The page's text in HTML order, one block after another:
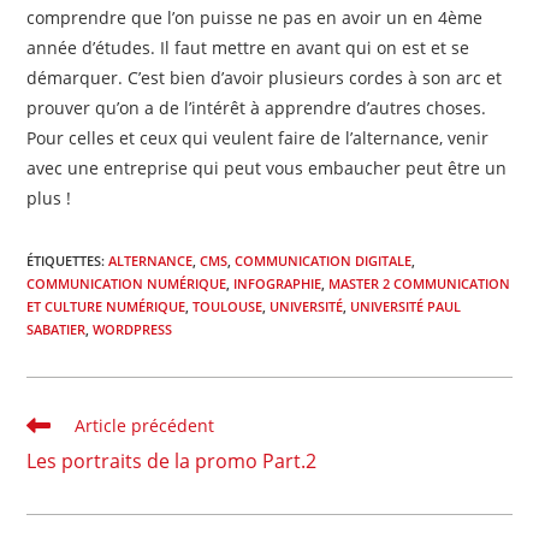
comprendre que l’on puisse ne pas en avoir un en 4ème
année d’études. Il faut mettre en avant qui on est et se
démarquer. C’est bien d’avoir plusieurs cordes à son arc et
prouver qu’on a de l’intérêt à apprendre d’autres choses.
Pour celles et ceux qui veulent faire de l’alternance, venir
avec une entreprise qui peut vous embaucher peut être un
plus !
ÉTIQUETTES:ALTERNANCE, CMS, COMMUNICATION DIGITALE,
COMMUNICATION NUMÉRIQUE, INFOGRAPHIE, MASTER 2 COMMUNICATION
ET CULTURE NUMÉRIQUE, TOULOUSE, UNIVERSITÉ, UNIVERSITÉ PAUL
SABATIER, WORDPRESS
Read
articles
Article précédent
Les portraits de la promo Part.2